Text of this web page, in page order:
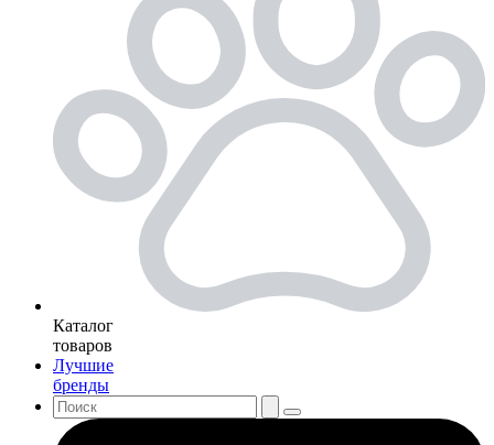
Каталог
товаров
Лучшие
бренды